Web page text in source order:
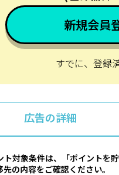
新規会員
すでに、登録
広告の詳細
ト対象条件は、「ポイント
の内容をご確認ください。